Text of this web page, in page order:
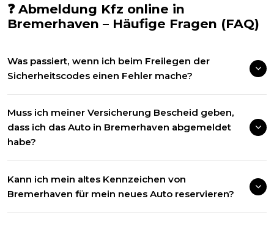
❓ Abmeldung Kfz online in
Bremerhaven – Häufige Fragen (FAQ)
Was passiert, wenn ich beim Freilegen der
Sicherheitscodes einen Fehler mache?
Muss ich meiner Versicherung Bescheid geben,
dass ich das Auto in Bremerhaven abgemeldet
habe?
Kann ich mein altes Kennzeichen von
Bremerhaven für mein neues Auto reservieren?